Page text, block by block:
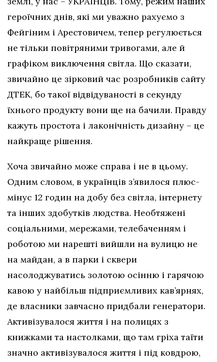
героїчних днів, які ми уважно рахуємо з
Фейгіним і Арестовичем, тепер регулюється
не тільки повітряними тривогами, але й
графіком виключення світла. Що сказати,
звичайно це зірковий час розробників сайту
ДТЕК, бо такої відвідуваності в секунду
їхнього продукту вони ще на бачили. Правду
кажуть простота і лаконічність дизайну – це
найкраще рішення.
Хоча звичайно може справа і не в цьому.
Одним словом, в українців з’явилося плюс-
мінус 12 годин на добу без світла, інтернету
та інших здобутків людства. Необтяжені
соціальними, мережами, телебаченням і
роботою ми нарешті вийшли на вулицю не
на майдан, а в парки і сквери
насолоджуватись золотою осінню і гарячою
кавою у найбільш підприємливих кав’ярнях,
де власники завчасно придбали генератори.
Активізувалося життя і на полицях з
книжками та настолками, що там гріха таїти
значно активізувалося життя і під ковдрою,